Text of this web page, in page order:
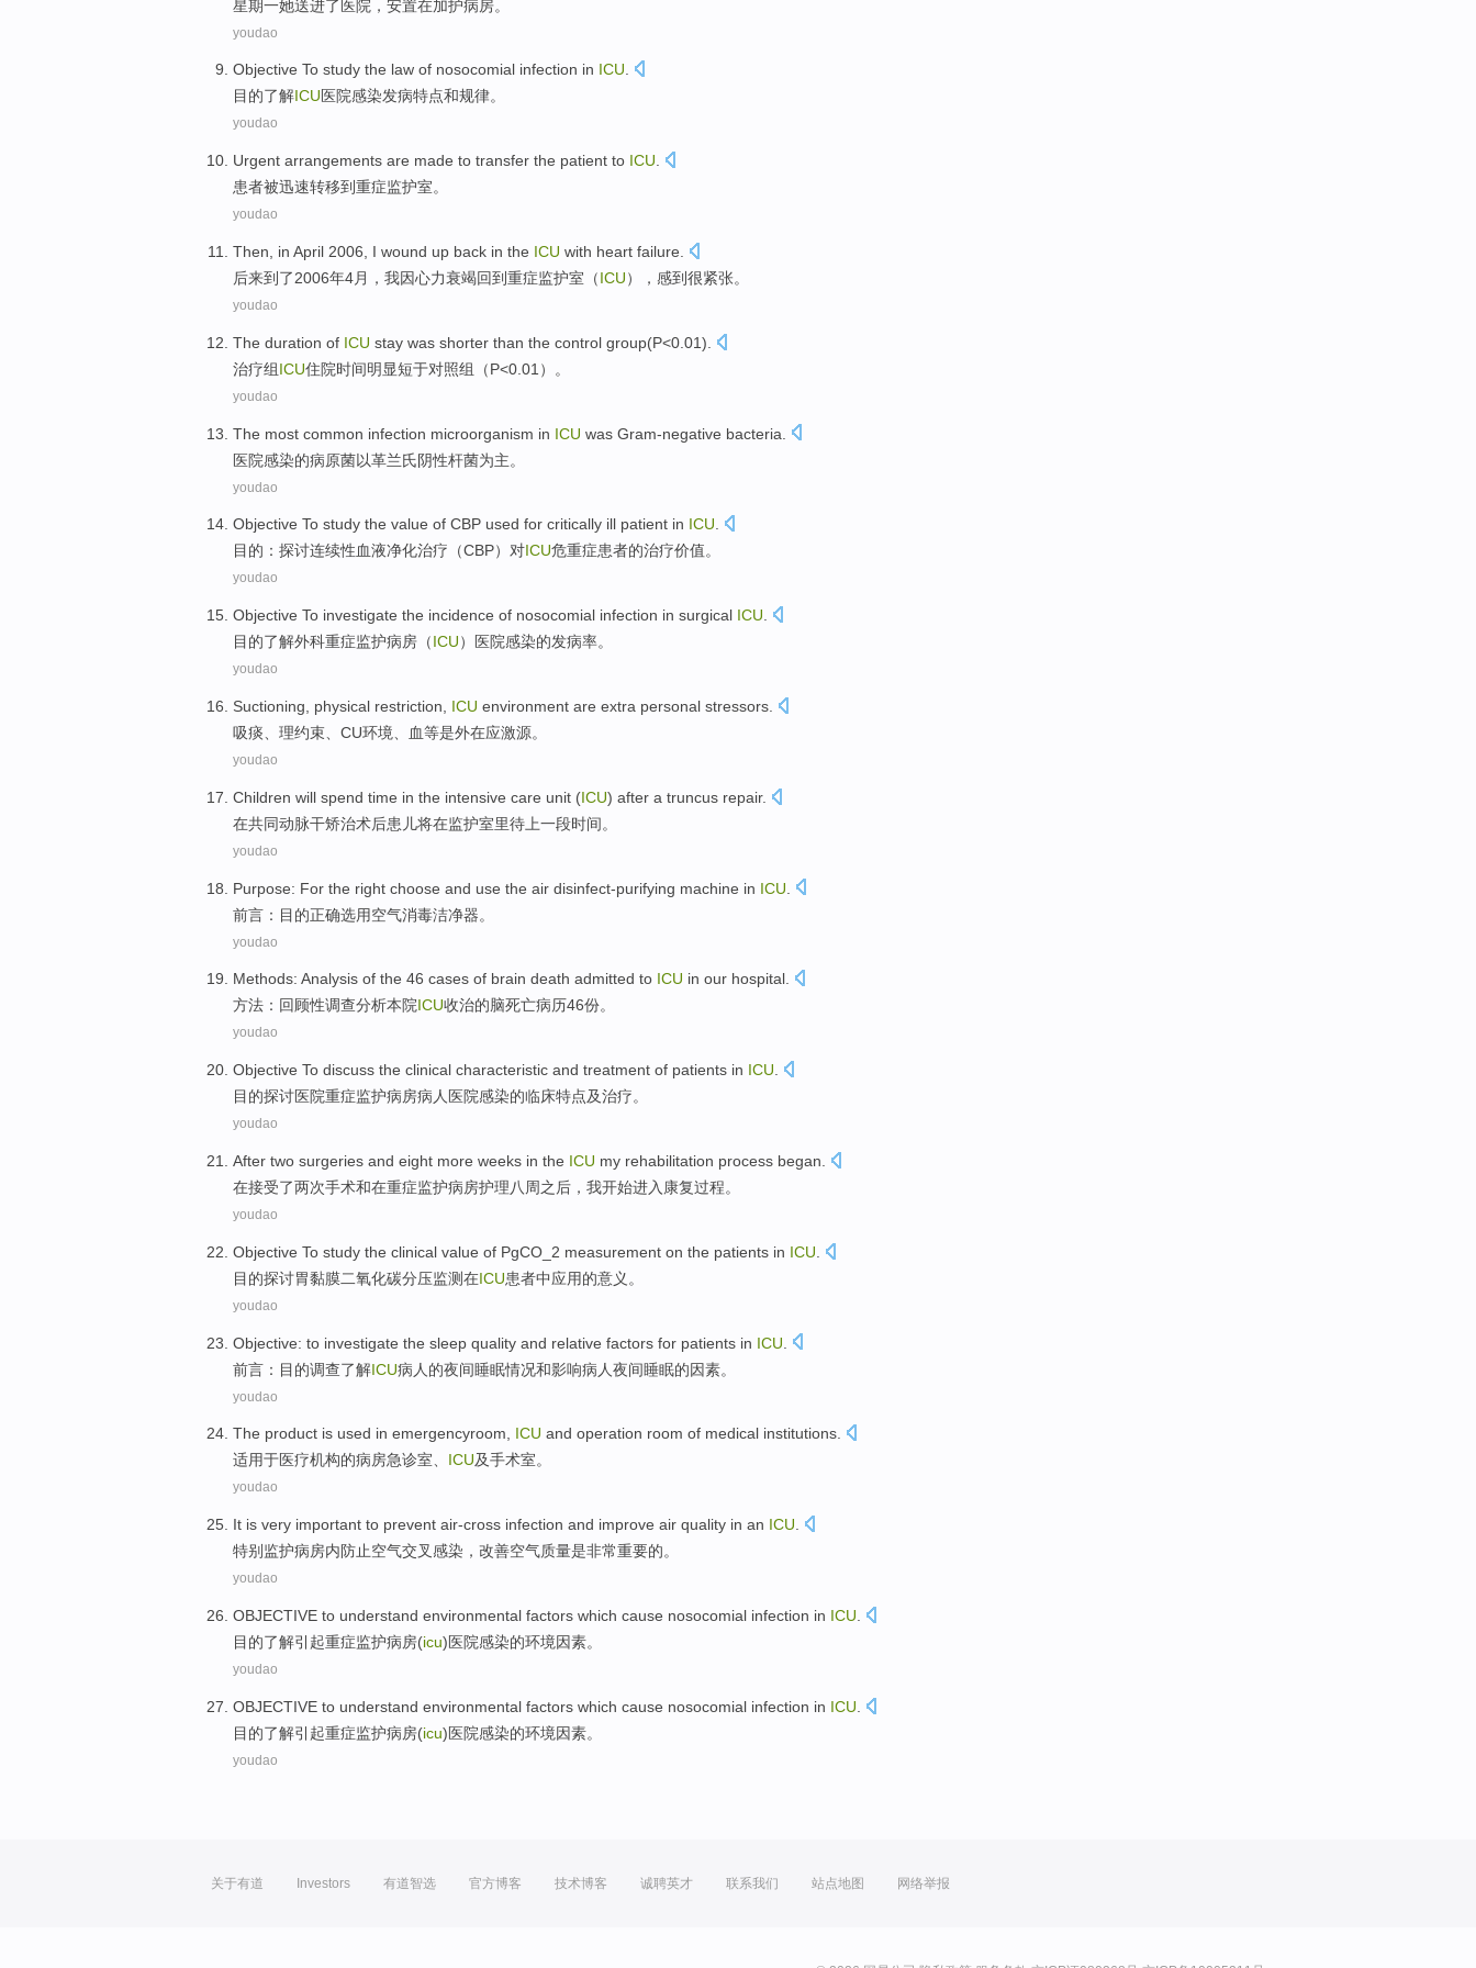
星期一她送进了 医院 ， 安置在加护病房。
youdao
Objective To study the law of nosocomial infection in ICU.
目的了解ICU医院感染发病特点和规律。
youdao
Urgent arrangements are made to transfer the patient to ICU
患者被迅速转移到重症监护室。
youdao
Then , in April 2006, I wound up back in the ICU with heart failure
后来到了2006年4月， 我因心力衰竭回到重症监护室（ICU），感到很紧张。
youdao
The duration of ICU stay was shorter than the control group(P<0.01).
治疗组ICU住院时间明显短于对照组（P<0.01）。
youdao
The most common infection microorganism in ICU was Gram-negative bacteria
医院感染的病原菌以革兰氏阴性杆菌为主。
youdao
Objective To study the value of CBP used for critically ill patient in ICU.
目的： 探讨连续性血液净化治疗 （CBP） 对ICU危重症患者的治疗价值。
youdao
Objective To investigate the incidence of nosocomial infection in surgical ICU
目的了解外科重症监护病房（ICU） 医院感染的发病率。
youdao
Suctioning , physical restriction ICU environment are extra personal stressors
吸痰、理约束 CU环境 、血等是外在应激源。
youdao
Children will spend time in the intensive care unit (ICU) after a truncus repair.
在共同动脉干矫治术后患儿将在监护室里待上一段时间。
youdao
Purpose: For the right choose and use the air disinfect-purifying machine in ICU
前言 ：目的正确选用空气消毒洁净器。
youdao
Methods: Analysis of the 46 cases of brain death admitted to ICU in our hospital.
方法 ：回顾性调查分析本院ICU收治的脑死亡病历46份。
youdao
Objective To discuss the clinical characteristic and treatment of patients in ICU
目的探讨医院重症监护病房病人 医院感染的临床特点及治疗。
youdao
After two surgeries and eight more weeks in the ICU my rehabilitation process began
在接受了两次手术和在重症监护病房护理八 周之后 ， 我开始进入 康复过程。
youdao
Objective To study the clinical value of PgCO_2 measurement on the patients in ICU
目的探讨胃黏膜二氧化碳分压监测在ICU患者中应用的意义 。
youdao
Objective: to investigate the sleep quality and relative factors for patients in ICU
前言 ： 目的调查了解ICU病人 的夜间睡眠情况和影响病人夜间睡眠的因素。
youdao
The product is used in emergencyroom, ICU and operation room of medical institutions.
适用于医疗机构的病房急诊室、 ICU及手术室。
youdao
It is very important to prevent air-cross infection and improve air quality in an ICU
特别监护病房内防止空气交叉 感染 ， 改善空气质量是非常重要的。
youdao
OBJECTIVE to understand environmental factors which cause nosocomial infection in ICU
目的了解引起重症监护病房(icu)医院感染的环境因素。
youdao
OBJECTIVE to understand environmental factors which cause nosocomial infection in ICU
目的了解引起重症监护病房(icu)医院感染的环境因素。
youdao
关于有道 Investors 有道智选 官方博客 技术博客 诚聘英才 联系我们 站点地图 网络举报